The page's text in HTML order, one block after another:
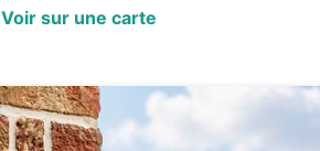
Voir sur une carte